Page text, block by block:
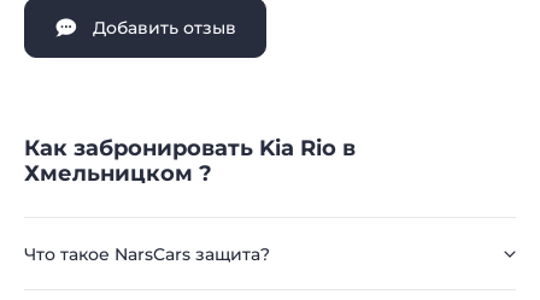
Добавить отзыв
Как забронировать Kia Rio в
Хмельницком ?
Что такое NarsCars защита?